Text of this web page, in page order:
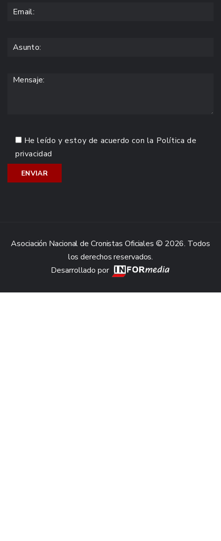
He leído y estoy de acuerdo con la Política de
privacidad
Asociación Nacional de Cronistas Oficiales © 2026. Todos
los derechos reservados.
Desarrollado por